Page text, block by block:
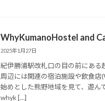
WhyKumanoHostel and
2025年1月27日
紀伊勝浦駅改札口の目の前にあ
周辺には関連の宿泊施設や飲食
始めとした熊野地域を見て、遊ん
whyk […]